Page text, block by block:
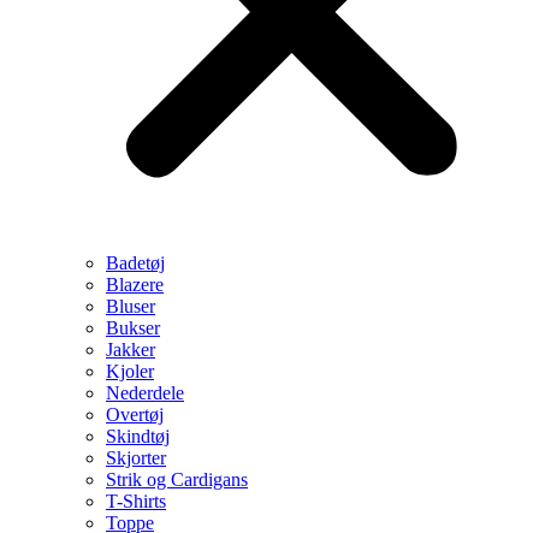
Badetøj
Blazere
Bluser
Bukser
Jakker
Kjoler
Nederdele
Overtøj
Skindtøj
Skjorter
Strik og Cardigans
T-Shirts
Toppe